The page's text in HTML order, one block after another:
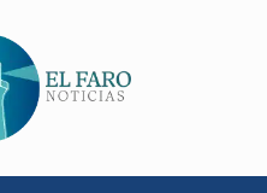
Faro
Noticias